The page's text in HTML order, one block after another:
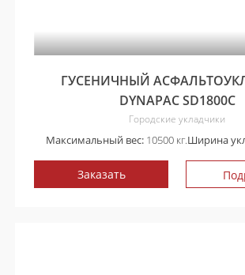
ГУСЕНИЧНЫЙ
DYNAPAC SD1800C
Городские укладчики
Максимальный вес:10500 кг.Ширина
Заказать